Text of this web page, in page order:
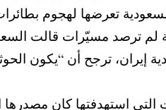
تعرضها لهجوم
لم ترصد مسيّرات قالت
إيران، ترجح أن “يكون
استهدفتها كان مصدرها